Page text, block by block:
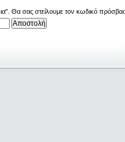
Θα σας στείλουμε τον κωδικό